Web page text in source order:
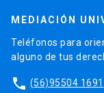
MEDIACIÓN
Teléfonos para
alguno de tus
phone (56)95504 1691